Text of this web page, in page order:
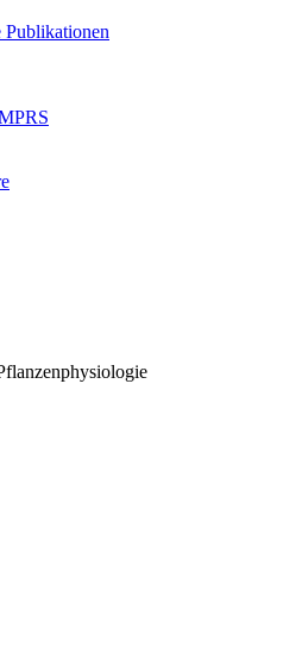
Publikationen